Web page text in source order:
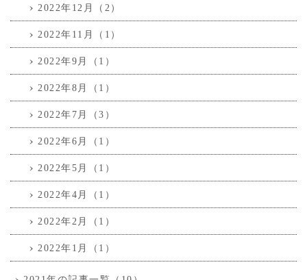
2022年12月（2）
2022年11月（1）
2022年9月（1）
2022年8月（1）
2022年7月（3）
2022年6月（1）
2022年5月（1）
2022年4月（1）
2022年2月（1）
2022年1月（1）